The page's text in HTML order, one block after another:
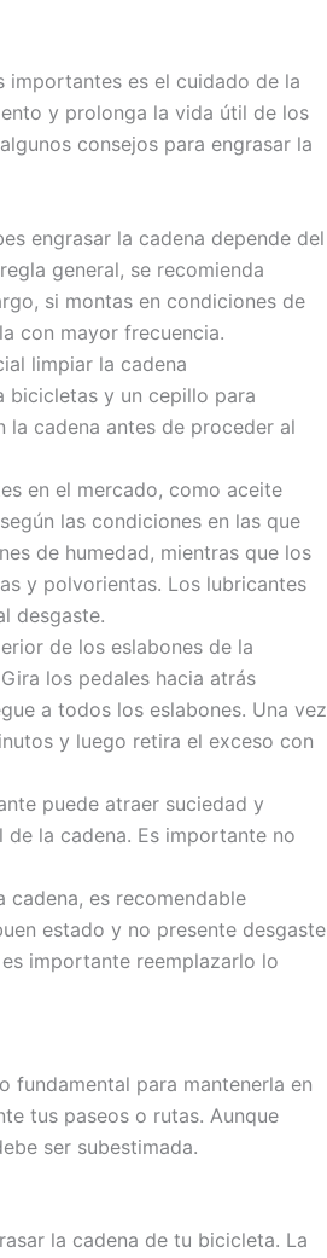
importantes es el cuidado de la
y prolonga la vida útil de los
consejos para engrasar la
engrasar la cadena depende del
general, se recomienda
si montas en condiciones de
con mayor frecuencia.
limpiar la cadena
bicicletas y un cepillo para
la cadena antes de proceder al
en el mercado, como aceite
las condiciones en las que
de humedad, mientras que los
y polvorientas. Los lubricantes
desgaste.
de los eslabones de la
los pedales hacia atrás
a todos los eslabones. Una vez
y luego retira el exceso con
puede atraer suciedad y
la cadena. Es importante no
cadena, es recomendable
estado y no presente desgaste
importante reemplazarlo lo
fundamental para mantenerla en
tus paseos o rutas. Aunque
ser subestimada.
la cadena de tu bicicleta. La